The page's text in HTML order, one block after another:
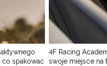
spakować
4F Racing
swoje miejsce na